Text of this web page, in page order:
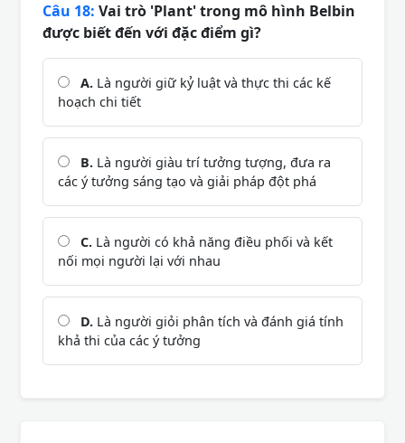
Câu 18: Vai trò 'Plant' trong mô hình Belbin
được biết đến với đặc điểm gì?
A. Là người giữ kỷ luật và thực thi các kế
hoạch chi tiết
B. Là người giàu trí tưởng tượng, đưa ra
các ý tưởng sáng tạo và giải pháp đột phá
C. Là người có khả năng điều phối và kết
nối mọi người lại với nhau
D. Là người giỏi phân tích và đánh giá tính
khả thi của các ý tưởng